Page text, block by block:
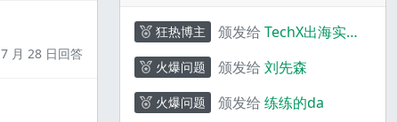
7 月 28 日回答
狂热博主 颁发给 TechX出海实验
火爆问题 颁发给 刘先森
火爆问题 颁发给 练练的da